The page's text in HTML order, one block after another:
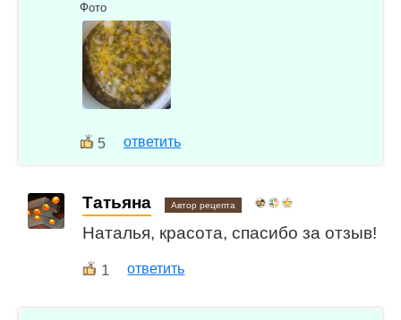
Фото
5 ответить
Татьяна Автор рецепта
Наталья, красота, спасибо за отзыв!
1 ответить